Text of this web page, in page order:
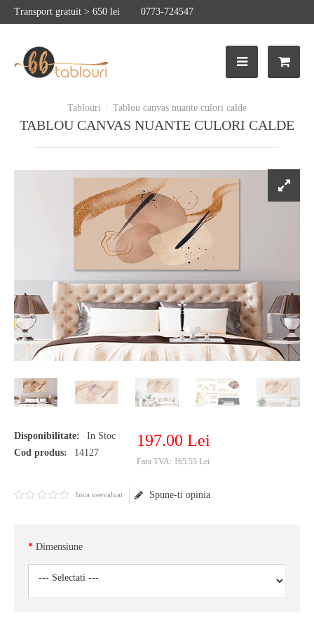
Transport gratuit > 650 lei 0773-724547
Tablou canvas nuante culori calde
TABLOU CANVAS NUANTE CULORI CALDE
Disponibilitate:
In Stoc
Cod produs:
14127
197.00 Lei
Fara TVA: 165.55 Lei
Inca neevaluat Spune-ti opinia
Dimensiune